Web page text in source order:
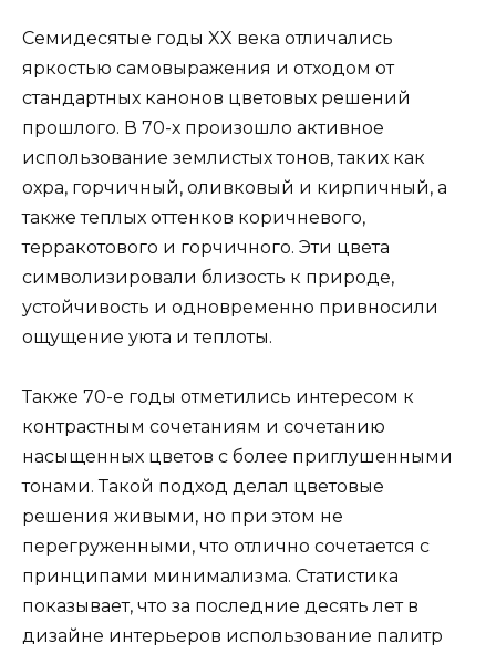
Семидесятые годы XX века отличались
яркостью самовыражения и отходом от
стандартных канонов цветовых решений
прошлого. В 70-х произошло активное
использование землистых тонов, таких как
охра, горчичный, оливковый и кирпичный, а
также теплых оттенков коричневого,
терракотового и горчичного. Эти цвета
символизировали близость к природе,
устойчивость и одновременно привносили
ощущение уюта и теплоты.
Также 70-е годы отметились интересом к
контрастным сочетаниям и сочетанию
насыщенных цветов с более приглушенными
тонами. Такой подход делал цветовые
решения живыми, но при этом не
перегруженными, что отлично сочетается с
принципами минимализма. Статистика
показывает, что за последние десять лет в
дизайне интерьеров использование палитр